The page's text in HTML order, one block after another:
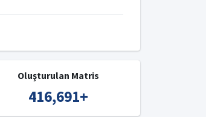
Oluşturulan Matris
416,691+